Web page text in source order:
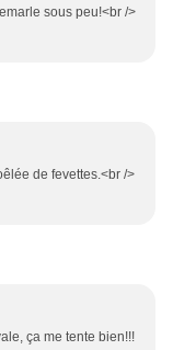
sous peu!<br />
de fevettes.<br />
ça me tente bien!!!